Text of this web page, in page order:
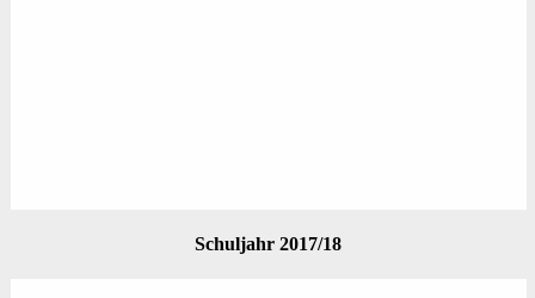
Schuljahr 2017/18